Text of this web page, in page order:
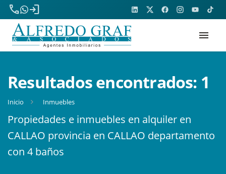
phone
login
menu
Resultados encontrados: 1
Inicio Inmuebles
Propiedades e inmuebles en alquiler en
CALLAO provincia en CALLAO departamento
con 4 baños